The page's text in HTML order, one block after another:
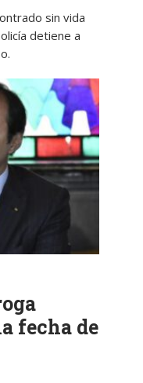
sin vida
detiene a
fecha de